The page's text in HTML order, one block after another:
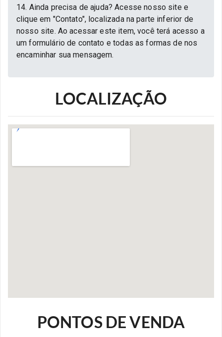
14. Ainda precisa de ajuda? Acesse nosso site e
clique em "Contato", localizada na parte inferior de
nosso site. Ao acessar este item, você terá acesso a
um formulário de contato e todas as formas de nos
encaminhar sua mensagem.
LOCALIZAÇÃO
PONTOS DE VENDA